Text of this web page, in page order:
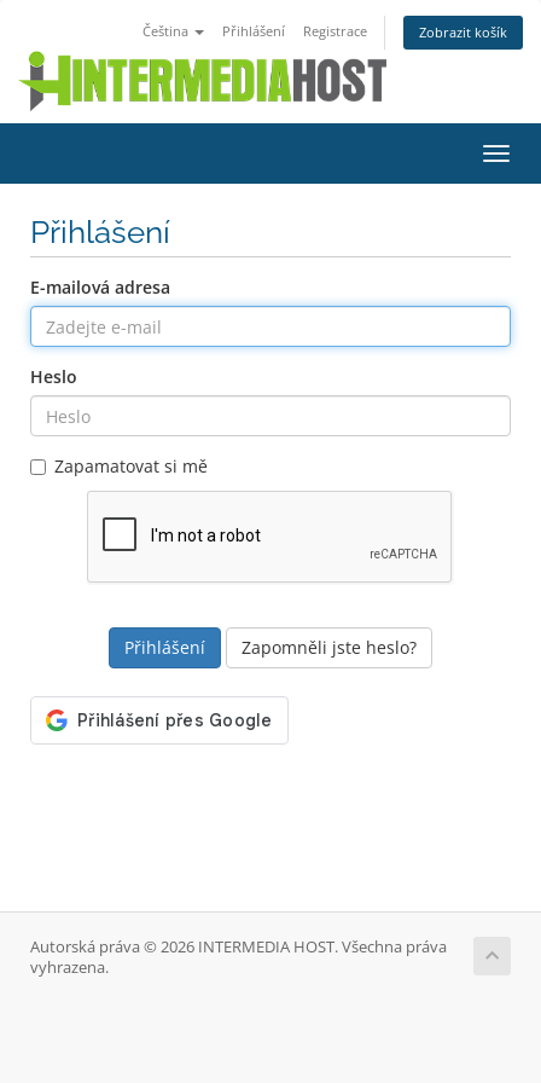
Čeština Přihlášení Registrace Zobrazit košík
Přihlášení
E-mailová adresa
Heslo
Zapamatovat si mě
Zapomněli jste heslo?
Autorská práva © 2026 INTERMEDIA HOST. Všechna práva
vyhrazena.